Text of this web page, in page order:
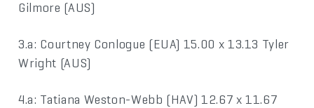
Gilmore (AUS)
3.a: Courtney Conlogue (EUA) 15.00 x 13.13 Tyler
Wright (AUS)
4.a: Tatiana Weston-Webb (HAV) 12.67 x 11.67